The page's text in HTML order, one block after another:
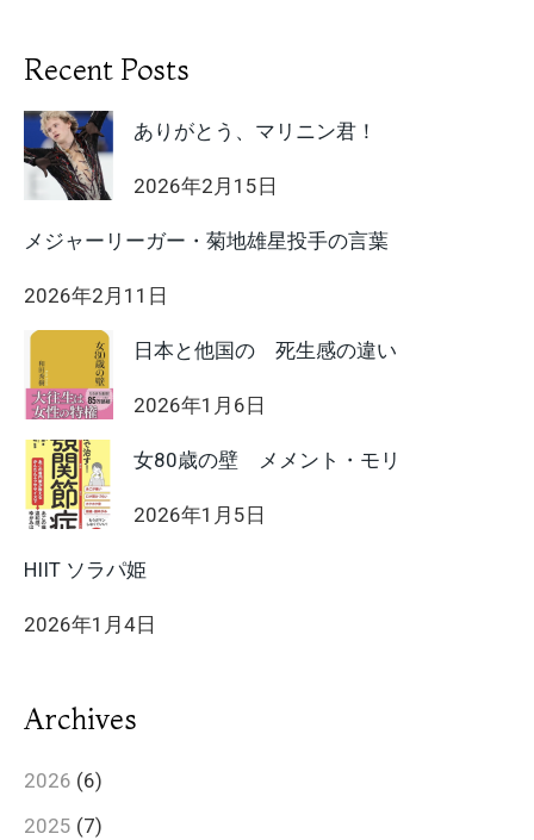
Recent Posts
ありがとう、マリニン君！
2026年2月15日
メジャーリーガー・菊地雄星投手の言葉
2026年2月11日
日本と他国の 死生感の違い
2026年1月6日
女80歳の壁 メメント・モリ
2026年1月5日
HIIT ソラパ姫
2026年1月4日
Archives
2026 (6)
2025 (7)